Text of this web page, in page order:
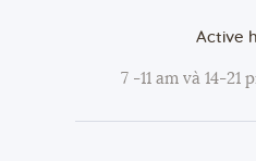
Active
7 -11 am và 14-21